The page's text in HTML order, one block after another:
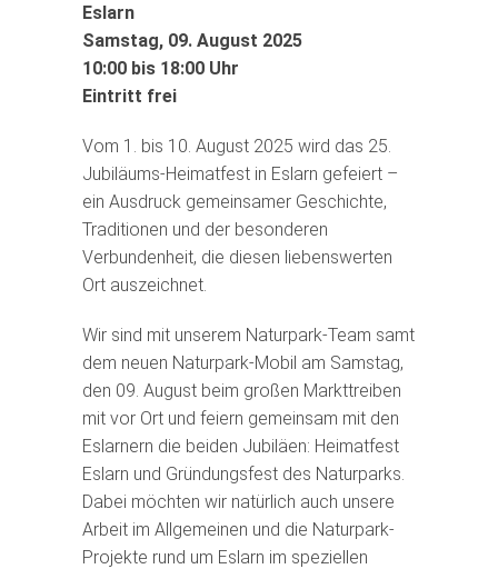
Eslarn
Samstag, 09. August 2025
10:00 bis 18:00 Uhr
Eintritt frei
Vom 1. bis 10. August 2025 wird das 25.
Jubiläums-Heimatfest in Eslarn gefeiert –
ein Ausdruck gemeinsamer Geschichte,
Traditionen und der besonderen
Verbundenheit, die diesen liebenswerten
Ort auszeichnet.
Wir sind mit unserem Naturpark-Team samt
dem neuen Naturpark-Mobil am Samstag,
den 09. August beim großen Markttreiben
mit vor Ort und feiern gemeinsam mit den
Eslarnern die beiden Jubiläen: Heimatfest
Eslarn und Gründungsfest des Naturparks.
Dabei möchten wir natürlich auch unsere
Arbeit im Allgemeinen und die Naturpark-
Projekte rund um Eslarn im speziellen